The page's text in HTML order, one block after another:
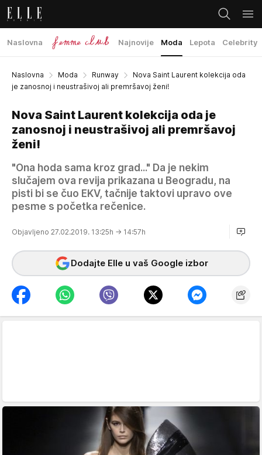
Naslovna Najnovije Moda Lepota Celebrity
Naslovna Moda Runway
Nova Saint Laurent kolekcija oda
je zanosnoj i neustrašivoj ali premršavoj ženi!
Nova Saint Laurent kolekcija oda je
zanosnoj i neustrašivoj ali premršavoj
ženi!
"Ona hoda sama kroz grad..." Da je nekim
slučajem ova revija prikazana u Beogradu, na
pisti bi se čuo EKV, tačnije taktovi upravo ove
pesme s početka rečenice.
Objavljeno 27.02.2019. 13:25h → 14:57h
Dodajte Elle u vaš Google izbor